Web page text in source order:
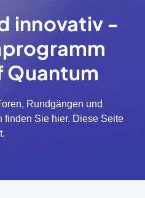
innovativ -
Quantum
Rundgängen und
finden Sie hier. Diese Seite